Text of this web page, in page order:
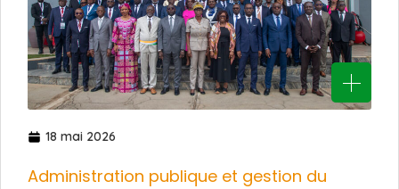
18 mai 2026
Administration publique et gestion du